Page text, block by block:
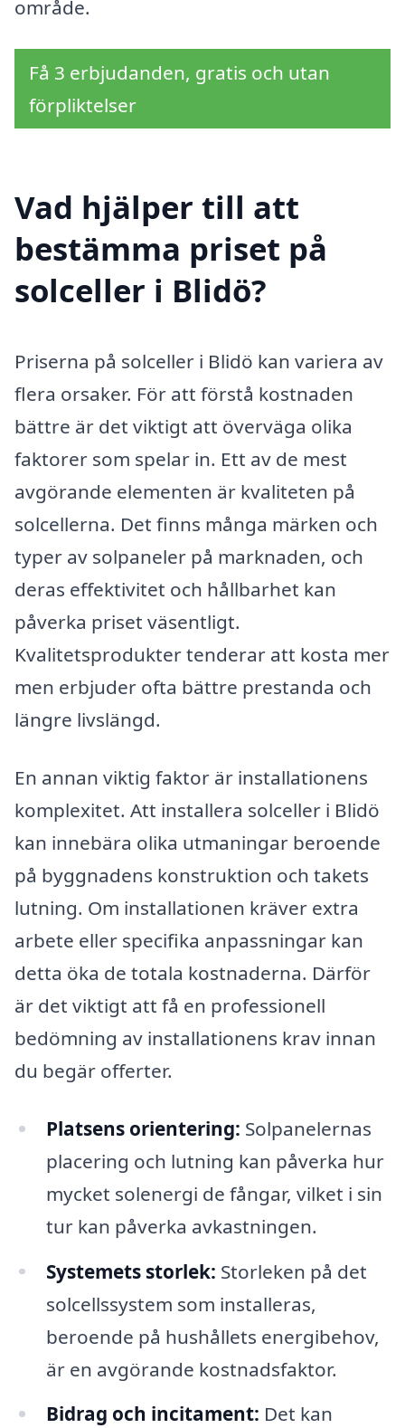
område.
Få 3 erbjudanden, gratis och utan
förpliktelser
Vad hjälper till att
bestämma priset på
solceller i Blidö?
Priserna på solceller i Blidö kan variera av
flera orsaker. För att förstå kostnaden
bättre är det viktigt att överväga olika
faktorer som spelar in. Ett av de mest
avgörande elementen är kvaliteten på
solcellerna. Det finns många märken och
typer av solpaneler på marknaden, och
deras effektivitet och hållbarhet kan
påverka priset väsentligt.
Kvalitetsprodukter tenderar att kosta mer
men erbjuder ofta bättre prestanda och
längre livslängd.
En annan viktig faktor är installationens
komplexitet. Att installera solceller i Blidö
kan innebära olika utmaningar beroende
på byggnadens konstruktion och takets
lutning. Om installationen kräver extra
arbete eller specifika anpassningar kan
detta öka de totala kostnaderna. Därför
är det viktigt att få en professionell
bedömning av installationens krav innan
du begär offerter.
Platsens orientering: Solpanelernas
placering och lutning kan påverka hur
mycket solenergi de fångar, vilket i sin
tur kan påverka avkastningen.
Systemets storlek: Storleken på det
solcellssystem som installeras,
beroende på hushållets energibehov,
är en avgörande kostnadsfaktor.
Bidrag och incitament: Det kan